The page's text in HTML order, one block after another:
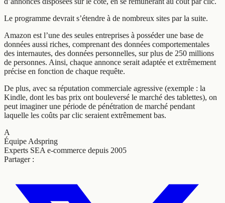
Le programme devrait s’étendre à de nombreux sites par la suite.
Amazon est l’une des seules entreprises à posséder une base de
données aussi riches, comprenant des données comportementales
des internautes, des données personnelles, sur plus de 250 millions
de personnes. Ainsi, chaque annonce serait adaptée et extrêmement
précise en fonction de chaque requête.
De plus, avec sa réputation commerciale agressive (exemple : la
Kindle, dont les bas prix ont bouleversé le marché des tablettes), on
peut imaginer une période de pénétration de marché pendant
laquelle les coûts par clic seraient extrêmement bas.
A
Équipe Adspring
Experts SEA e-commerce depuis 2005
Partager :